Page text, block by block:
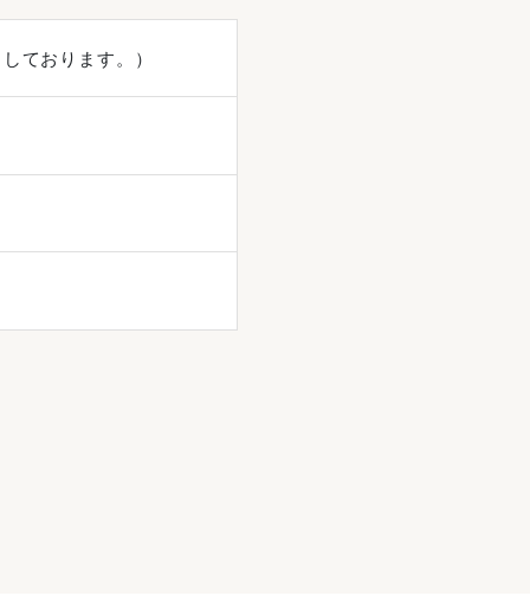
ております。）